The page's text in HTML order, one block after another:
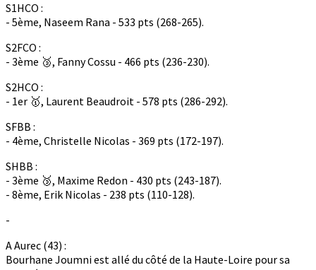
S1HCO :
- 5ème, Naseem Rana - 533 pts (268-265).
S2FCO :
- 3ème 🥉, Fanny Cossu - 466 pts (236-230).
S2HCO :
- 1er 🥇, Laurent Beaudroit - 578 pts (286-292).
SFBB :
- 4ème, Christelle Nicolas - 369 pts (172-197).
SHBB :
- 3ème 🥉, Maxime Redon - 430 pts (243-187).
- 8ème, Erik Nicolas - 238 pts (110-128).
-
A Aurec (43) :
Bourhane Joumni est allé du côté de la Haute-Loire pour sa